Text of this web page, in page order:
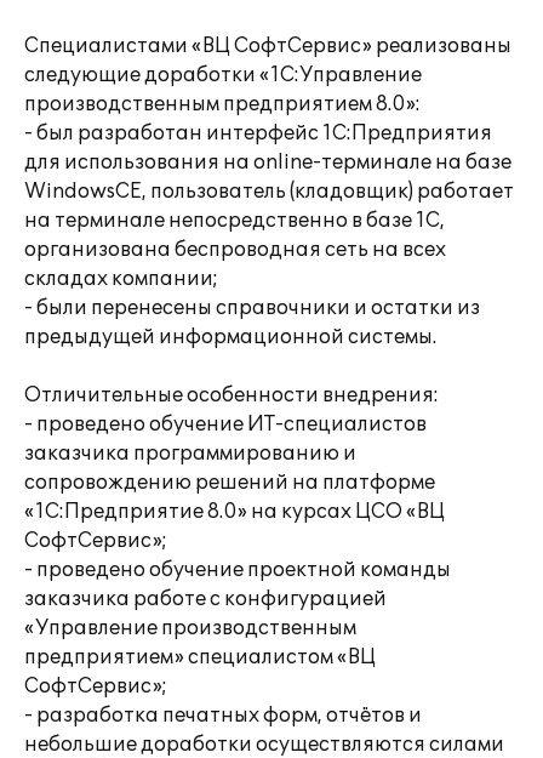
Специалистами «ВЦ СофтСервис» реализованы
следующие доработки «1С:Управление
производственным предприятием 8.0»:
- был разработан интерфейс 1С:Предприятия
для использования на online-терминале на базе
WindowsCE, пользователь (кладовщик) работает
на терминале непосредственно в базе 1С,
организована беспроводная сеть на всех
складах компании;
- были перенесены справочники и остатки из
предыдущей информационной системы.
Отличительные особенности внедрения:
- проведено обучение ИТ-специалистов
заказчика программированию и
сопровождению решений на платформе
«1С:Предприятие 8.0» на курсах ЦСО «ВЦ
СофтСервис»;
- проведено обучение проектной команды
заказчика работе с конфигурацией
«Управление производственным
предприятием» специалистом «ВЦ
СофтСервис»;
- разработка печатных форм, отчётов и
небольшие доработки осуществляются силами